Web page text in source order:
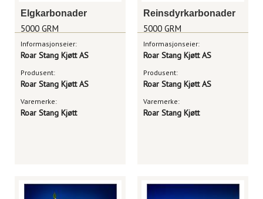
Elgkarbonader
5000 GRM
Informasjonseier:
Roar Stang Kjøtt AS
Produsent:
Roar Stang Kjøtt AS
Varemerke:
Roar Stang Kjøtt
Reinsdyrkarbonader
5000 GRM
Informasjonseier:
Roar Stang Kjøtt AS
Produsent:
Roar Stang Kjøtt AS
Varemerke:
Roar Stang Kjøtt